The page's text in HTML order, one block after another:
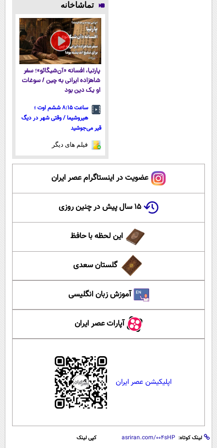
تماشاخانه
پارتیا، افسانه «آن‌شیگائو»؛ سفر
شاهزاده ایرانی به چین / سوغات
او یک دین بود
ساعت ۸:۱۵ ششم اوت ؛
هیروشیما / وقتی شهر در دیگ
قیر می‌جوشید
فیلم های دیگر
عضویت در اینستاگرام عصر ایران
۱۵ سال پیش در چنین روزی
این لحظه با حافظ
گلستان سعدی
آموزش زبان انگلیسی
آپارات عصر ایران
اپلیکیشن عصر ایران
لینک کوتاه: کپی لینک